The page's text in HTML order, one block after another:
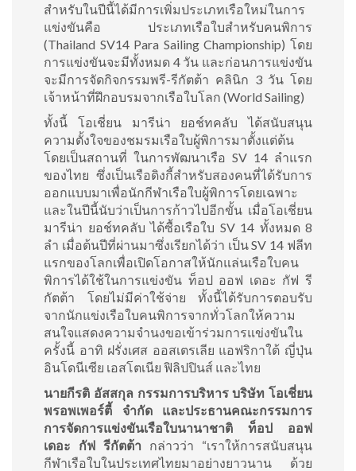
สำหรับในปีนี้ได้มีการเพิ่มประเภทเรือใหม่ในการ
แข่งขันคือ ประเภทเรือใบสำหรับคนพิการ
(Thailand SV14 Para Sailing Championship) โดย
การแข่งขันจะมีทั้งหมด 4 วัน และก่อนการแข่งขัน
จะมีการจัดกิจกรรมพรี-รีกัตต้า คลินิก 3 วัน โดย
เจ้าหน้าที่ฝึกอบรมจากเรือใบโลก (World Sailing)
ทั้งนี้ โอเชี่ยน มารีน่า ยอช์ทคลับ ได้สนับสนุน
ความตั้งใจของชมรมเรือใบผู้พิการมาตั้งแต่ต้น
โดยเป็นสถานที่ ในการพัฒนาเรือ SV 14 ลำแรก
ของไทย ซึ่งเป็นเรือดิงกี้สำหรับสองคนที่ได้รับการ
ออกแบบมาเพื่อนักกีฬาเรือใบผู้พิการโดยเฉพาะ
และในปีนี้นับว่าเป็นการก้าวไปอีกขั้น เมื่อโอเชี่ยน
มารีน่า ยอช์ทคลับ ได้ซื้อเรือใบ SV 14 ทั้งหมด 8
ลำ เมื่อต้นปีที่ผ่านมาซึ่งเรียกได้ว่า เป็น SV 14 ฟลีท
แรกของโลกเพื่อเปิดโอกาสให้นักแล่นเรือใบคน
พิการได้ใช้ในการแข่งขัน ท็อป ออฟ เดอะ กัฟ รี
กัตต้า โดยไม่มีค่าใช้จ่าย ทั้งนี้ได้รับการตอบรับ
จากนักแข่งเรือใบคนพิการจากทั่วโลกให้ความ
สนใจแสดงความจำนงขอเข้าร่วมการแข่งขันใน
ครั้งนี้ อาทิ ฝรั่งเศส ออสเตรเลีย แอฟริกาใต้ ญี่ปุ่น
อินโดนีเซีย เอสโตเนีย ฟิลิปปินส์ และไทย
นายกีรติ อัสสกุล กรรมการบริหาร บริษัท โอเชี่ยน
พรอพเพอร์ตี้ จำกัด และประธานคณะกรรมการ
การจัดการแข่งขันเรือใบนานาชาติ ท็อป ออฟ
เดอะ กัฟ รีกัตต้า กล่าวว่า “เราให้การสนับสนุน
กีฬาเรือใบในประเทศไทยมาอย่างยาวนาน ด้วย